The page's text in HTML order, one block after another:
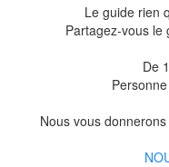
Le guide rien
Partagez-vous le
De
Nous vous